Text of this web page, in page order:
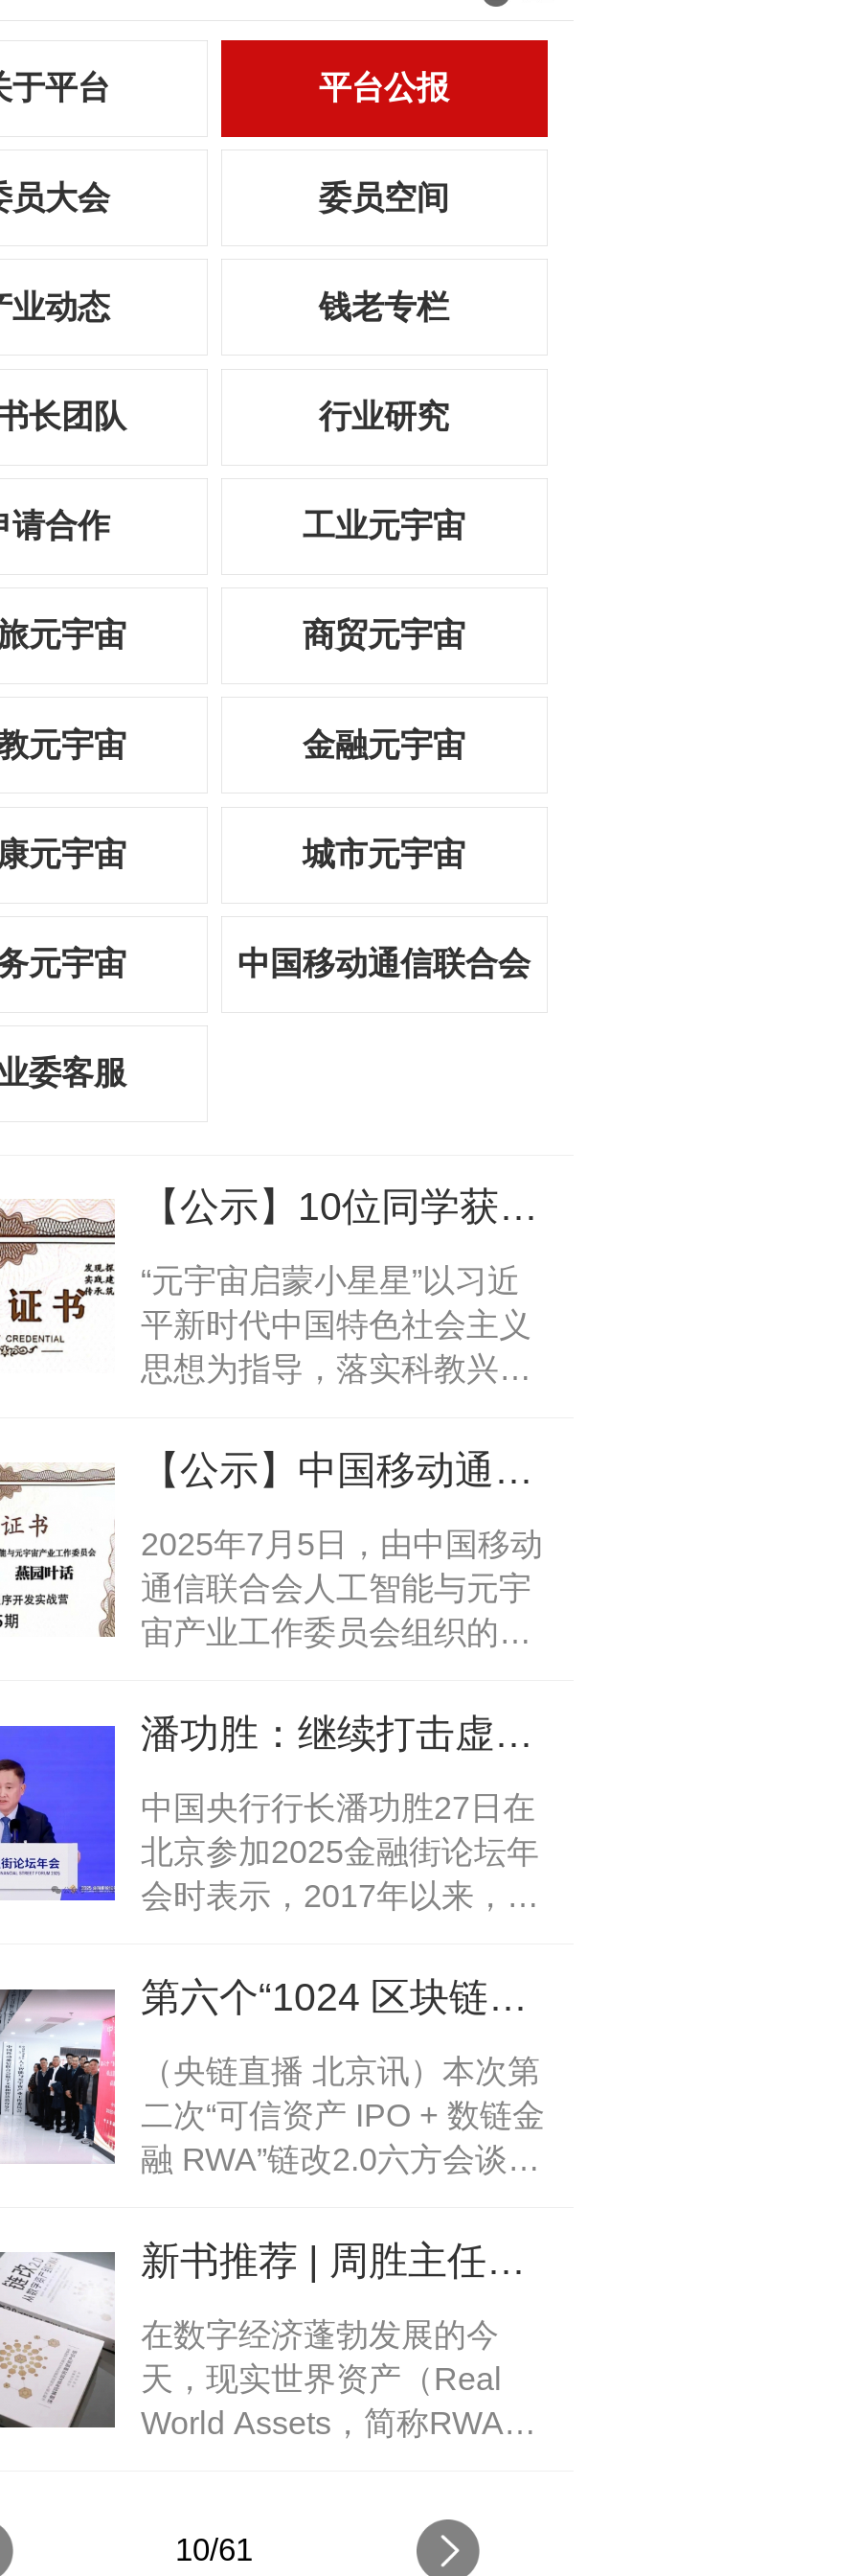
于平台 平台公报
员大会 委员空间
业动态 钱老专栏
长团队 行业研究
请合作 工业元宇宙
元宇宙 商贸元宇宙
元宇宙 金融元宇宙
元宇宙 城市元宇宙
元宇宙 中国移动通信联合会
委客服
【公示】10位同学获得
第10批“元宇宙启蒙小
星星”
“元宇宙启蒙小星星”以习近
平新时代中国特色社会主义
思想为指导，落实科教兴
展战略。紧密跟随钱学森先
生步伐，致力于普及和提高
青少年元宇宙知识，培养孩
子科学思维和创新意识，引
领元宇宙产业发展。通过科
学、元宇宙数字艺术创作、
编程设计学习、元宇宙场景
搭建、元宇宙故事创作等方
式学习研究元宇宙的奥秘，
体验数智时代带来的精彩与
颁发“元宇宙启蒙小星星”证
公示获得者证书。中国移动
通信联合会元宇宙产业委员
会（CMCA-MCC）直属中...
【公示】中国移动通信
联合会人工智能与元宇
宙产业工作委员会《燕
园叶话 Deepseek小程
考核成果
2025年7月5日，由中国移动
通信联合会人工智能与元宇
宙产业工作委员会组织的
小程序开发实战营》第5期
圆满结业。经过严格考核，
陆天启、黄昭凯、江恩禾三
位学员凭借扎实的技术能力
和创新实践脱颖而出，正式
元宇宙产业委和中国移动通
信联合会数字文化和智慧教
育分会联合盖章的结业证
书。该证书由人工智能与元
宇宙产业委共同主席沈昌祥
会长，学术指导戴汝为院
士、郭毅可院士、任福继院
士，以及产业指导邓中翰院
士、陈清泉院士、谭建荣院
士联合签发，标志着学员在
潘功胜：继续打击虚拟
货币炒作动态评估稳定
币发展！
中国央行行长潘功胜27日在
北京参加2025金融街论坛年
会时表示，2017年以来，央
多项防范和处置境内虚拟货
币交易炒作风险的政策文
件，目前这些政策文件仍然
有效。下一步，央行将会同
执法部门继续打击境内虚拟
济金融秩序，同时密切跟
踪、动态评估境外稳定币的
发展。潘功胜称，近年来，
市场机构发行的虚拟货币特
别是稳定币不断涌现，但整
融组织和中央银行等金融管
理部门对稳定币的发展普遍
第六个“1024 区块链中
国日”系列活动成功举办
共推链改2.0赋能可信
资产与数链金融创新
（央链直播 北京讯）本次第
二次“可信资产 IPO + 数链金
融 RWA”链改2.0六方会谈，
区块链技术及总书记发表重
要讲话六周年为契机，紧扣
全球RWA（现实世界资产代
币化）市场爆发期的行业需
求——上半年市场规模从 86
花旗银行更预测2027年底有
望突破1万亿美元——成功
新书推荐 | 周胜主任新
作《链改2.0：从数字
资产到RWA》
在数字经济蓬勃发展的今
天，现实世界资产（Real
World Assets，简称RWA）
字化向纵深发展的关键力
量。作为这一领域的权威著
10/61